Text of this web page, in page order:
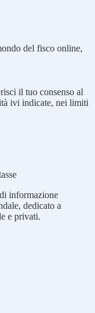
del fisco online,
il tuo consenso al
ivi indicate, nei limiti
informazione
dedicato a
e privati.